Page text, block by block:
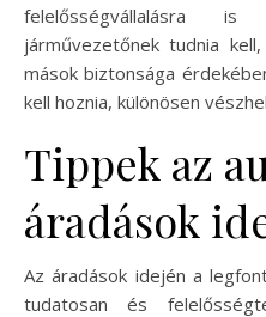
felelősségvállalásra
járművezetőnek tudnia
mások biztonsága
kell hoznia, különösen
Tippek az
áradások
Az áradások idején a
tudatosan és